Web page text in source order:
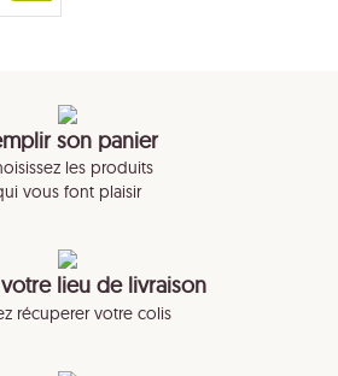
son panier
les produits
vous font plaisir
lieu de livraison
récuperer votre colis